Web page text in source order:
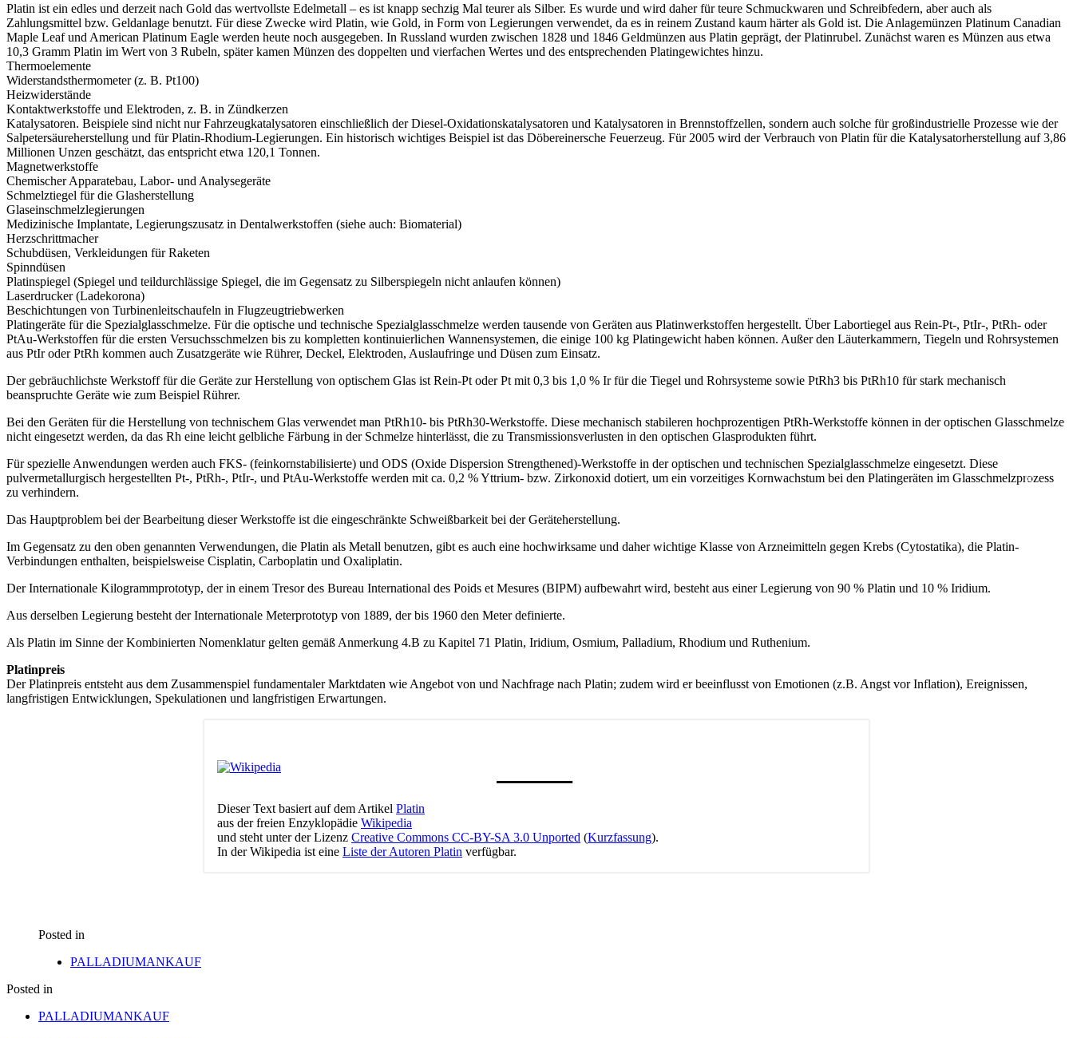
Platin ist ein edles und derzeit nach Gold das wertvollste Edelmetall – es ist knapp sechzig Mal teurer als Silber. Es wurde und wird daher für teure Schmuckwaren und Schreibfedern, aber auch als
Zahlungsmittel bzw. Geldanlage benutzt. Für diese Zwecke wird Platin, wie Gold, in Form von Legierungen verwendet, da es in reinem Zustand kaum härter als Gold ist. Die Anlagemünzen Platinum Canadian
Maple Leaf und American Platinum Eagle werden heute noch ausgegeben. In Russland wurden zwischen 1828 und 1846 Geldmünzen aus Platin geprägt, der Platinrubel. Zunächst waren es Münzen aus etwa
10,3 Gramm Platin im Wert von 3 Rubeln, später kamen Münzen des doppelten und vierfachen Wertes und des entsprechenden Platingewichtes hinzu.
Thermoelemente
Widerstandsthermometer (z. B. Pt100)
Heizwiderstände
Kontaktwerkstoffe und Elektroden, z. B. in Zündkerzen
Katalysatoren. Beispiele sind nicht nur Fahrzeugkatalysatoren einschließlich der Diesel-Oxidationskatalysatoren und Katalysatoren in Brennstoffzellen, sondern auch solche für großindustrielle Prozesse wie der
Salpetersäureherstellung und für Platin-Rhodium-Legierungen. Ein historisch wichtiges Beispiel ist das Döbereinersche Feuerzeug. Für 2005 wird der Verbrauch von Platin für die Katalysatorherstellung auf 3,86
Millionen Unzen geschätzt, das entspricht etwa 120,1 Tonnen.
Magnetwerkstoffe
Chemischer Apparatebau, Labor- und Analysegeräte
Schmelztiegel für die Glasherstellung
Glaseinschmelzlegierungen
Medizinische Implantate, Legierungszusatz in Dentalwerkstoffen (siehe auch: Biomaterial)
Herzschrittmacher
Schubdüsen, Verkleidungen für Raketen
Spinndüsen
Platinspiegel (Spiegel und teildurchlässige Spiegel, die im Gegensatz zu Silberspiegeln nicht anlaufen können)
Laserdrucker (Ladekorona)
Beschichtungen von Turbinenleitschaufeln in Flugzeugtriebwerken
Platingeräte für die Spezialglasschmelze. Für die optische und technische Spezialglasschmelze werden tausende von Geräten aus Platinwerkstoffen hergestellt. Über Labortiegel aus Rein-Pt-, PtIr-, PtRh- oder
PtAu-Werkstoffen für die ersten Versuchsschmelzen bis zu kompletten kontinuierlichen Wannensystemen, die einige 100 kg Platingewicht haben können. Außer den Läuterkammern, Tiegeln und Rohrsystemen
aus PtIr oder PtRh kommen auch Zusatzgeräte wie Rührer, Deckel, Elektroden, Auslaufringe und Düsen zum Einsatz.
Der gebräuchlichste Werkstoff für die Geräte zur Herstellung von optischem Glas ist Rein-Pt oder Pt mit 0,3 bis 1,0 % Ir für die Tiegel und Rohrsysteme sowie PtRh3 bis PtRh10 für stark mechanisch
beanspruchte Geräte wie zum Beispiel Rührer.
Bei den Geräten für die Herstellung von technischem Glas verwendet man PtRh10- bis PtRh30-Werkstoffe. Diese mechanisch stabileren hochprozentigen PtRh-Werkstoffe können in der optischen Glasschmelze
nicht eingesetzt werden, da das Rh eine leicht gelbliche Färbung in der Schmelze hinterlässt, die zu Transmissionsverlusten in den optischen Glasprodukten führt.
Für spezielle Anwendungen werden auch FKS- (feinkornstabilisierte) und ODS (Oxide Dispersion Strengthened)-Werkstoffe in der optischen und technischen Spezialglasschmelze eingesetzt. Diese
pulvermetallurgisch hergestellten Pt-, PtRh-, PtIr-, und PtAu-Werkstoffe werden mit ca. 0,2 % Yttrium- bzw. Zirkonoxid dotiert, um ein vorzeitiges Kornwachstum bei den Platingeräten im Glasschmelzprozess
zu verhindern.
Das Hauptproblem bei der Bearbeitung dieser Werkstoffe ist die eingeschränkte Schweißbarkeit bei der Geräteherstellung.
Im Gegensatz zu den oben genannten Verwendungen, die Platin als Metall benutzen, gibt es auch eine hochwirksame und daher wichtige Klasse von Arzneimitteln gegen Krebs (Cytostatika), die Platin-
Verbindungen enthalten, beispielsweise Cisplatin, Carboplatin und Oxaliplatin.
Der Internationale Kilogrammprototyp, der in einem Tresor des Bureau International des Poids et Mesures (BIPM) aufbewahrt wird, besteht aus einer Legierung von 90 % Platin und 10 % Iridium.
Aus derselben Legierung besteht der Internationale Meterprototyp von 1889, der bis 1960 den Meter definierte.
Als Platin im Sinne der Kombinierten Nomenklatur gelten gemäß Anmerkung 4.B zu Kapitel 71 Platin, Iridium, Osmium, Palladium, Rhodium und Ruthenium.
Platinpreis
Der Platinpreis entsteht aus dem Zusammenspiel fundamentaler Marktdaten wie Angebot von und Nachfrage nach Platin; zudem wird er beeinflusst von Emotionen (z.B. Angst vor Inflation), Ereignissen,
langfristigen Entwicklungen, Spekulationen und langfristigen Erwartungen.
Dieser Text basiert auf dem Artikel Platin
aus der freien Enzyklopädie Wikipedia
und steht unter der Lizenz Creative Commons CC-BY-SA 3.0 Unported (Kurzfassung).
In der Wikipedia ist eine Liste der Autoren Platin verfügbar.
Posted in
PALLADIUMANKAUF
Posted in
PALLADIUMANKAUF
Instagram
Facebook